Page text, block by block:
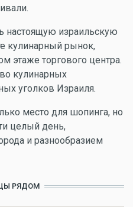
настоящую израильскую
кулинарный рынок,
этаже торгового центра.
кулинарных
уголков Израиля.
место для шопинга, но
целый день,
и разнообразием
РЯДОМ